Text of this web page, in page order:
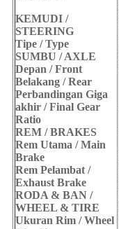
KEMUDI /
STEERING
Tipe / Type
SUMBU / AXLE
Depan / Front
Belakang / Rear
Perbandingan Giga
akhir / Final Gear
Ratio
REM / BRAKES
Rem Utama / Main
Brake
Rem Pelambat /
Exhaust Brake
RODA & BAN /
WHEEL & TIRE
Ukuran Rim / Wheel